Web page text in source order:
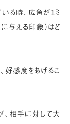
る時、広角が1ミ
与える印象）はど
好感度をあげるこ
、相手に対して大